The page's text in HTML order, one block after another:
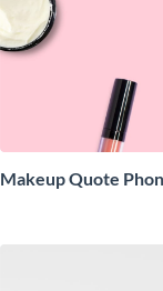
Makeup Quote